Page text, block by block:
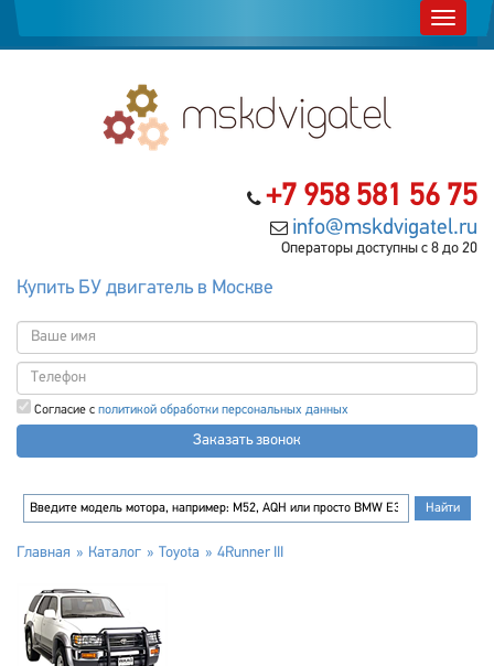
+7 958 581 56 75
info@mskdvigatel.ru
Операторы доступны с 8 до 20
Купить БУ двигатель в Москве
Согласие с политикой обработки персональных данных
Заказать звонок
Главная Каталог Toyota 4Runner III